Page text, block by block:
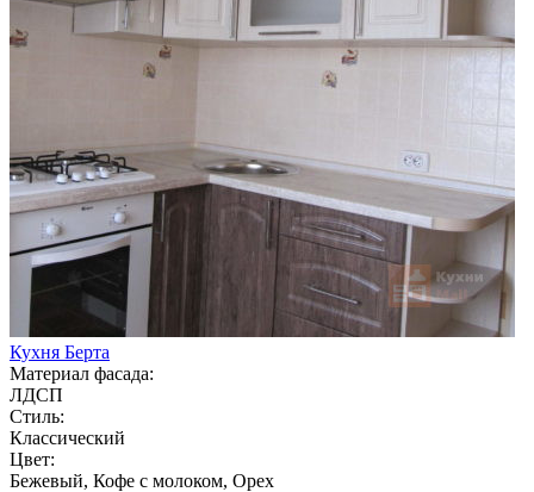
Кухня Берта
Материал фасада:
ЛДСП
Стиль:
Классический
Цвет:
Бежевый, Кофе с молоком, Орех